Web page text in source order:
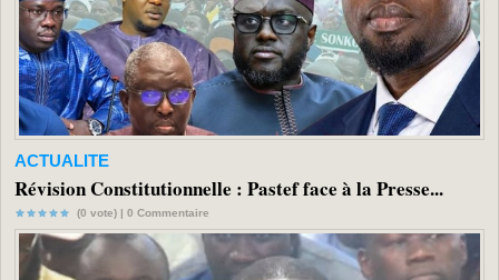
ACTUALITE
Révision Constitutionnelle : Pastef face à la Presse...
(0 vote) | 0 Commentaire